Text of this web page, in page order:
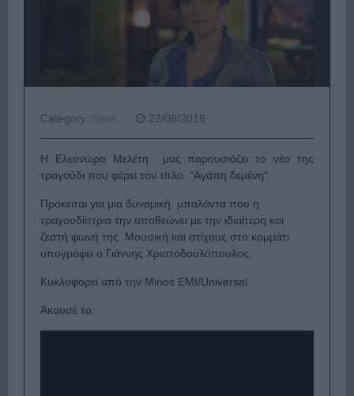
Category: News 22/06/2018
Η Eλεονώρα Μελέτη μας παρουσιάζει το νέο της
τραγούδι που φέρει τον τίτλο “Αγάπη δεμένη“.
Πρόκειται για μια δυναμική μπαλάντα που η
τραγουδίστρια την αποθεώνει με την ιδιαίτερη και
ζεστή φωνή της. Μουσική και στίχους στο κομμάτι
υπογράφει ο Γιάννης Χριστοδουλόπουλος.
Κυκλοφορεί από την Minos EMI/Universal.
Άκουσέ το: